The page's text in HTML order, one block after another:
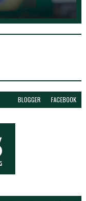
BLOGGER FACEBOOK